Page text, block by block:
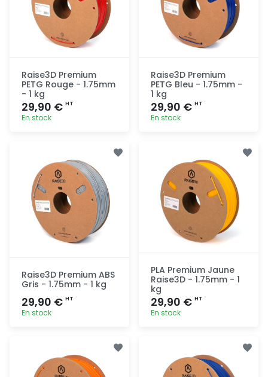
Raise3D Premium
PETG Rouge - 1.75mm
- 1 kg
29,90 € HT
En stock
Raise3D Premium
PETG Bleu - 1.75mm -
1 kg
29,90 € HT
En stock
Raise3D Premium ABS
Gris - 1.75mm - 1 kg
29,90 € HT
En stock
PLA Premium Jaune
Raise3D - 1.75mm - 1
kg
29,90 € HT
En stock